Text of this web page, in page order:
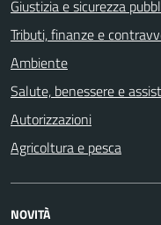
Giustizia e sicurezza
Tributi, finanze e
Ambiente
Salute, benessere e
Autorizzazioni
Agricoltura e pesca
NOVITÀ